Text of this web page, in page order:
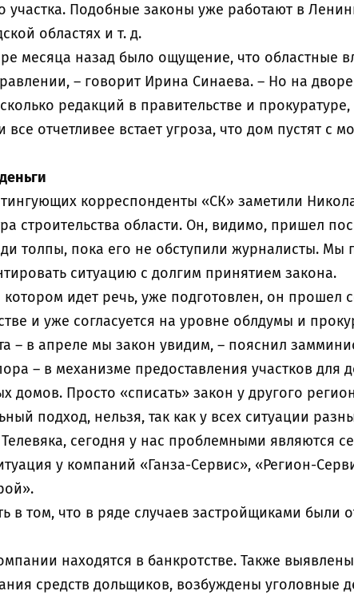
участка. Подобные законы уже работают в
областях и т. д.
месяца назад было ощущение, что областные
– говорит Ирина Синаева. – Но на
редакций в правительстве и прокуратуре,
все отчетливее встает угроза, что дом пустят с
корреспонденты «СК» заметили
строительства области. Он, видимо, пришел
толпы, пока его не обступили журналисты. Мы
ситуацию с долгим принятием закона.
котором идет речь, уже подготовлен, он прошел
и уже согласуется на уровне облдумы и
– в апреле мы закон увидим, – пояснил
– в механизме предоставления участков для
домов. Просто «списать» закон у другого
подход, нельзя, так как у всех ситуации
сегодня у нас проблемными являются
у компаний «Ганза-Сервис», «Регион-
в том, что в ряде случаев застройщиками были
находятся в банкротстве. Также
средств дольщиков, возбуждены уголовные